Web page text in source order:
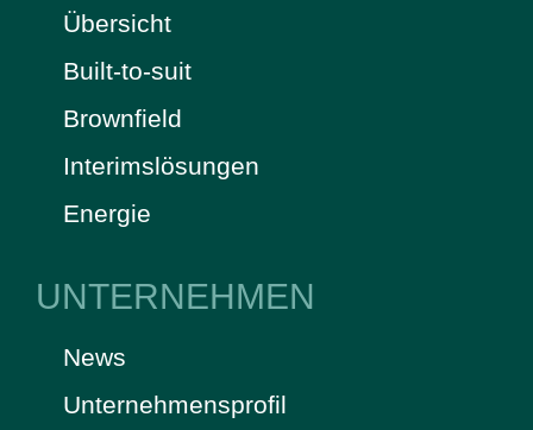
Übersicht
Built-to-suit
Brownfield
Interimslösungen
Energie
UNTERNEHMEN
News
Unternehmensprofil